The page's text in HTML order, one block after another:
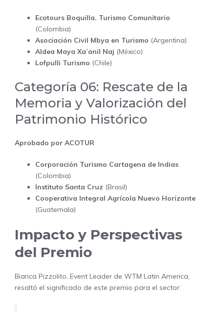
Ecotours Boquilla, Turismo Comunitario
(Colombia)
Asociación Civil Mbya en Turismo (Argentina)
Aldea Maya Xa’anil Naj (México)
Lofpulli Turismo (Chile)
Categoría 06: Rescate de la
Memoria y Valorización del
Patrimonio Histórico
Aprobado por ACOTUR
Corporación Turismo Cartagena de Indias
(Colombia)
Instituto Santa Cruz (Brasil)
Cooperativa Integral Agrícola Nuevo Horizonte
(Guatemala)
Impacto y Perspectivas
del Premio
Bianca Pizzolito, Event Leader de WTM Latin America,
resaltó el significado de este premio para el sector: